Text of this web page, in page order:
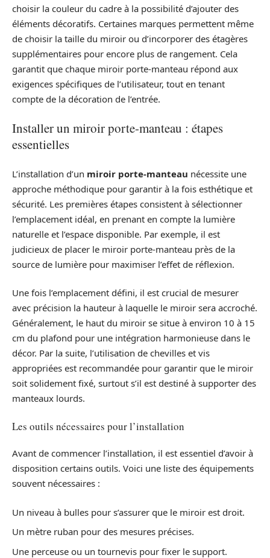
choisir la couleur du cadre à la possibilité d’ajouter des
éléments décoratifs. Certaines marques permettent même
de choisir la taille du miroir ou d’incorporer des étagères
supplémentaires pour encore plus de rangement. Cela
garantit que chaque miroir porte-manteau répond aux
exigences spécifiques de l’utilisateur, tout en tenant
compte de la décoration de l’entrée.
Installer un miroir porte-manteau : étapes
essentielles
L’installation d’un miroir porte-manteau nécessite une
approche méthodique pour garantir à la fois esthétique et
sécurité. Les premières étapes consistent à sélectionner
l’emplacement idéal, en prenant en compte la lumière
naturelle et l’espace disponible. Par exemple, il est
judicieux de placer le miroir porte-manteau près de la
source de lumière pour maximiser l’effet de réflexion.
Une fois l’emplacement défini, il est crucial de mesurer
avec précision la hauteur à laquelle le miroir sera accroché.
Généralement, le haut du miroir se situe à environ 10 à 15
cm du plafond pour une intégration harmonieuse dans le
décor. Par la suite, l’utilisation de chevilles et vis
appropriées est recommandée pour garantir que le miroir
soit solidement fixé, surtout s’il est destiné à supporter des
manteaux lourds.
Les outils nécessaires pour l’installation
Avant de commencer l’installation, il est essentiel d’avoir à
disposition certains outils. Voici une liste des équipements
souvent nécessaires :
Un niveau à bulles pour s’assurer que le miroir est droit.
Un mètre ruban pour des mesures précises.
Une perceuse ou un tournevis pour fixer le support.